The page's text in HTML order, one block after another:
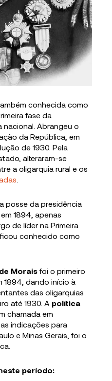
conhecida como
fase da
Abrangeu o
da República, em
de 1930. Pela
alteraram-se
a oligarquia rural e os
posse da presidência
1894, apenas
de líder na Primeira
conhecido como
Morais foi o primeiro
1894, dando início à
das oligarquias
até 1930. A política
chamada em
indicações para
e Minas Gerais, foi o
período: